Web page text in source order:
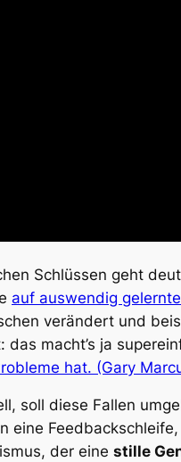
Schlüssen geht
auf auswendig
verändert und
macht’s ja
hat. (Gary
soll diese Fallen
eine
der eine stille